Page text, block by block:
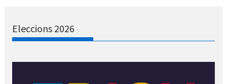
Eleccions 2026